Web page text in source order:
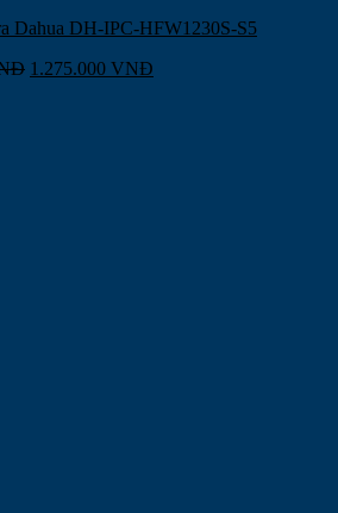
Dahua DH-IPC-HFW1230S-S5
1.275.000 VNĐ